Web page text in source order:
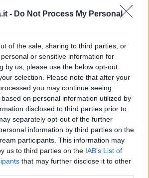
- Do Not Process My Personal
of the sale, sharing to third parties, or
or sensitive information for
by us, please use the below opt-out
selection. Please note that after your
you may continue seeing
on personal information utilized by
disclosed to third parties prior to
separately opt-out of the further
information by third parties on the
participants. This information may
us to third parties on the IAB’s List of
that may further disclose it to other
organizzata dalla Pro Loco giunta
—Dal 1 al 3 agosto torna, nel borgo di
manifestazioneCucina Povera 2014giunta
Loco di Castellina con il patrocinio e la
Comunale, la rassegna
dedicata ai piatti tipici "poveri" della